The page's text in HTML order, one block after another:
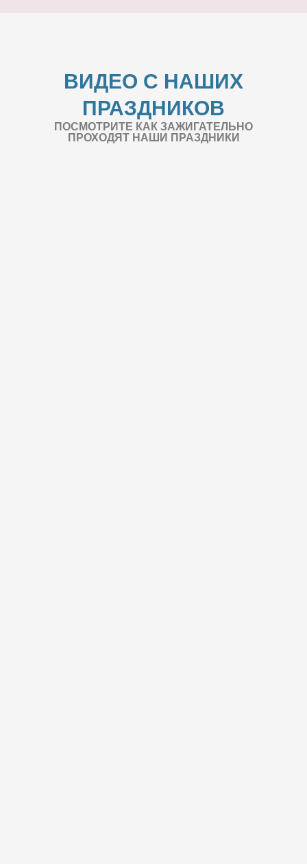
ВИДЕО С НАШИХ
ПРАЗДНИКОВ
ПОСМОТРИТЕ КАК ЗАЖИГАТЕЛЬНО
ПРОХОДЯТ НАШИ ПРАЗДНИКИ